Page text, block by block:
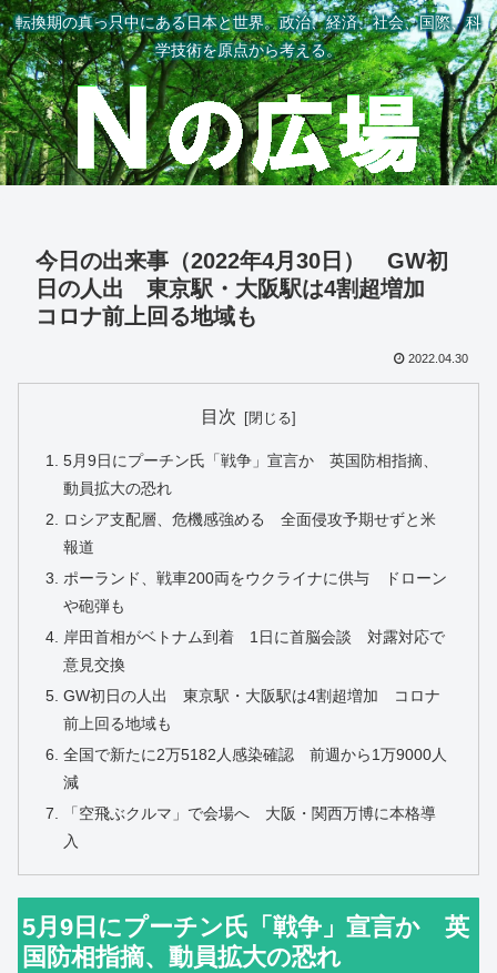
転換期の真っ只中にある日本と世界。政治、経済、社会、国際、科
学技術を原点から考える。
今日の出来事（2022年4月30日） GW初
日の人出 東京駅・大阪駅は4割超増加
コロナ前上回る地域も
2022.04.30
目次
5月9日にプーチン氏「戦争」宣言か 英国防相指摘、
動員拡大の恐れ
ロシア支配層、危機感強める 全面侵攻予期せずと米
報道
ポーランド、戦車200両をウクライナに供与 ドローン
や砲弾も
岸田首相がベトナム到着 1日に首脳会談 対露対応で
意見交換
GW初日の人出 東京駅・大阪駅は4割超増加 コロナ
前上回る地域も
全国で新たに2万5182人感染確認 前週から1万9000人
減
「空飛ぶクルマ」で会場へ 大阪・関西万博に本格導
入
5月9日にプーチン氏「戦争」宣言か 英
国防相指摘、動員拡大の恐れ